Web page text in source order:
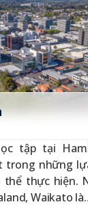
tập tại
trong những
thể thực hiện.
Waikato